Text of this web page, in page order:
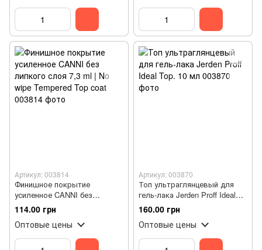
Артикул: 003814
Финишное покрытие
усиленное CANNI без
липкого слоя 7,3 ml | No wipe
Tempered Top coat
114.00 грн
Оптовые цены
Артикул: 003870
Топ ультраглянцевый для
гель-лака Jerden Proff Ideal
Top. 10 мл
160.00 грн
Оптовые цены